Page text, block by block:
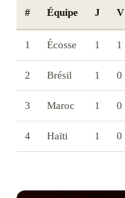
# Équipe J V
1 Écosse 1 1
2 Brésil 1 0
3 Maroc 1 0
4 Haïti 1 0